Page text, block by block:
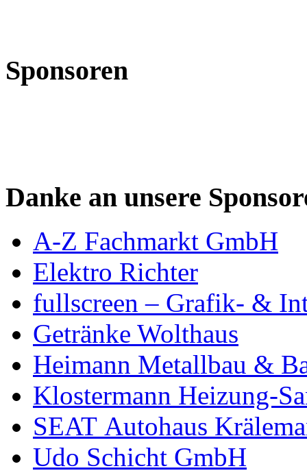
Sponsoren
Danke an unsere
A-Z Fachmarkt GmbH
Elektro Richter
fullscreen – Grafik- &
Getränke Wolthaus
Heimann Metallbau &
Klostermann Heizung-
SEAT Autohaus
Udo Schicht GmbH